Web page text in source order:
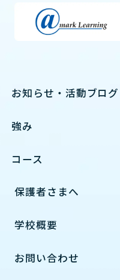
お知らせ・活動ブログ
強み
コース
保護者さまへ
学校概要
お問い合わせ